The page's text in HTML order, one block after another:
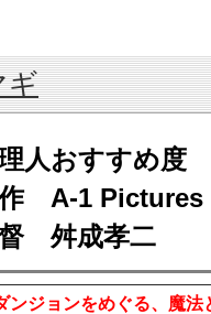
ギ
人おすすめ度
A-1 Pictures
舛成孝二
ンジョンをめぐる、魔法